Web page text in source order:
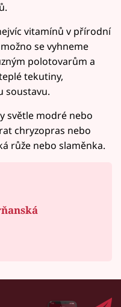
vitamínů v přírodní
se vyhneme
polotovarům a
tekutiny,
soustavu.
světle modré nebo
chryzopras nebo
růže nebo slaměnka.